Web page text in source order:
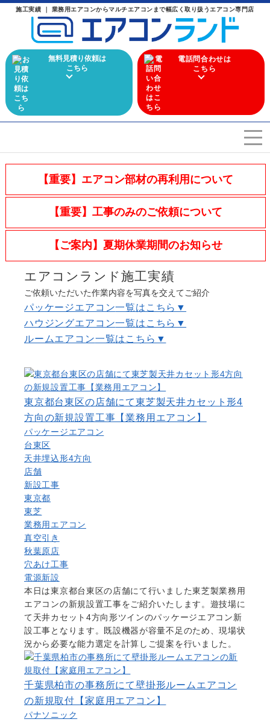
施工実績 ｜ 業務用エアコンからマルチエアコンまで幅広く取り扱うエアコン専門店
無料見積り依頼は
こちら
電話問合わせは
こちら
エアコンを選ぶ
Airconditioner search
店舗案内
Company
施工実績
Work
よくある質問
Question
お問い合わせ
Contact us
電話問い合わせはこちら
無料見積り依頼はこちら
Estimate request
【重要】エアコン部材の再利用について
【重要】工事のみのご依頼について
【ご案内】夏期休業期間のお知らせ
エアコンランド施工実績
ご依頼いただいた作業内容を写真を交えてご紹介
パッケージエアコン一覧はこちら▼
ハウジングエアコン一覧はこちら▼
ルームエアコン一覧はこちら▼
東京都台東区の店舗にて東芝製天井カセット形4
方向の新規設置工事【業務用エアコン】
パッケージエアコン
台東区
天井埋込形4方向
店舗
新設工事
東京都
東芝
業務用エアコン
真空引き
秋葉原店
穴あけ工事
電源新設
本日は東京都台東区の店舗にて行いました東芝製業務用
エアコンの新規設置工事をご紹介いたします。遊技場に
て天井カセット4方向形ツインのパッケージエアコン新
設工事となります。既設機器が容量不足のため、現場状
況から必要な能力選定を計算しご提案を行いました。
千葉県柏市の事務所にて壁掛形ルームエアコン
の新規取付【家庭用エアコン】
パナソニック